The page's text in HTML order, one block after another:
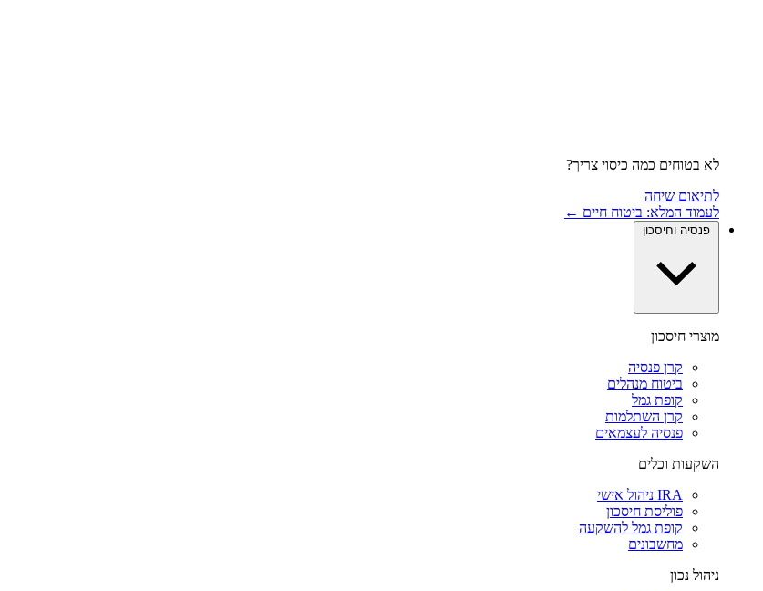
לא בטוחים כמה כיסוי צריך?
לתיאום שיחה
לעמוד המלא: ביטוח חיים ←
פנסיה וחיסכון
מוצרי חיסכון
קרן פנסיה
ביטוח מנהלים
קופת גמל
קרן השתלמות
פנסיה לעצמאים
השקעות וכלים
IRA ניהול אישי
פוליסת חיסכון
קופת גמל להשקעה
מחשבונים
ניהול נכון